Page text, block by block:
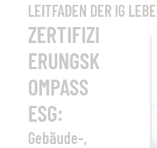
LEITFADEN DER IG
ZERTIFIZI
ERUNGSK
OMPASS
ESG:
Gebäude-,